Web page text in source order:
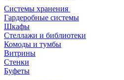
Системы хранения
Гардеробные системы
Шкафы
Стеллажи и библиотеки
Комоды и тумбы
Витрины
Стенки
Буфеты